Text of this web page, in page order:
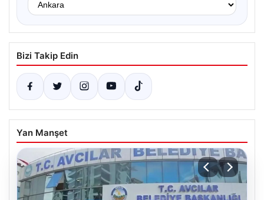
Bizi Takip Edin
Yan Manşet